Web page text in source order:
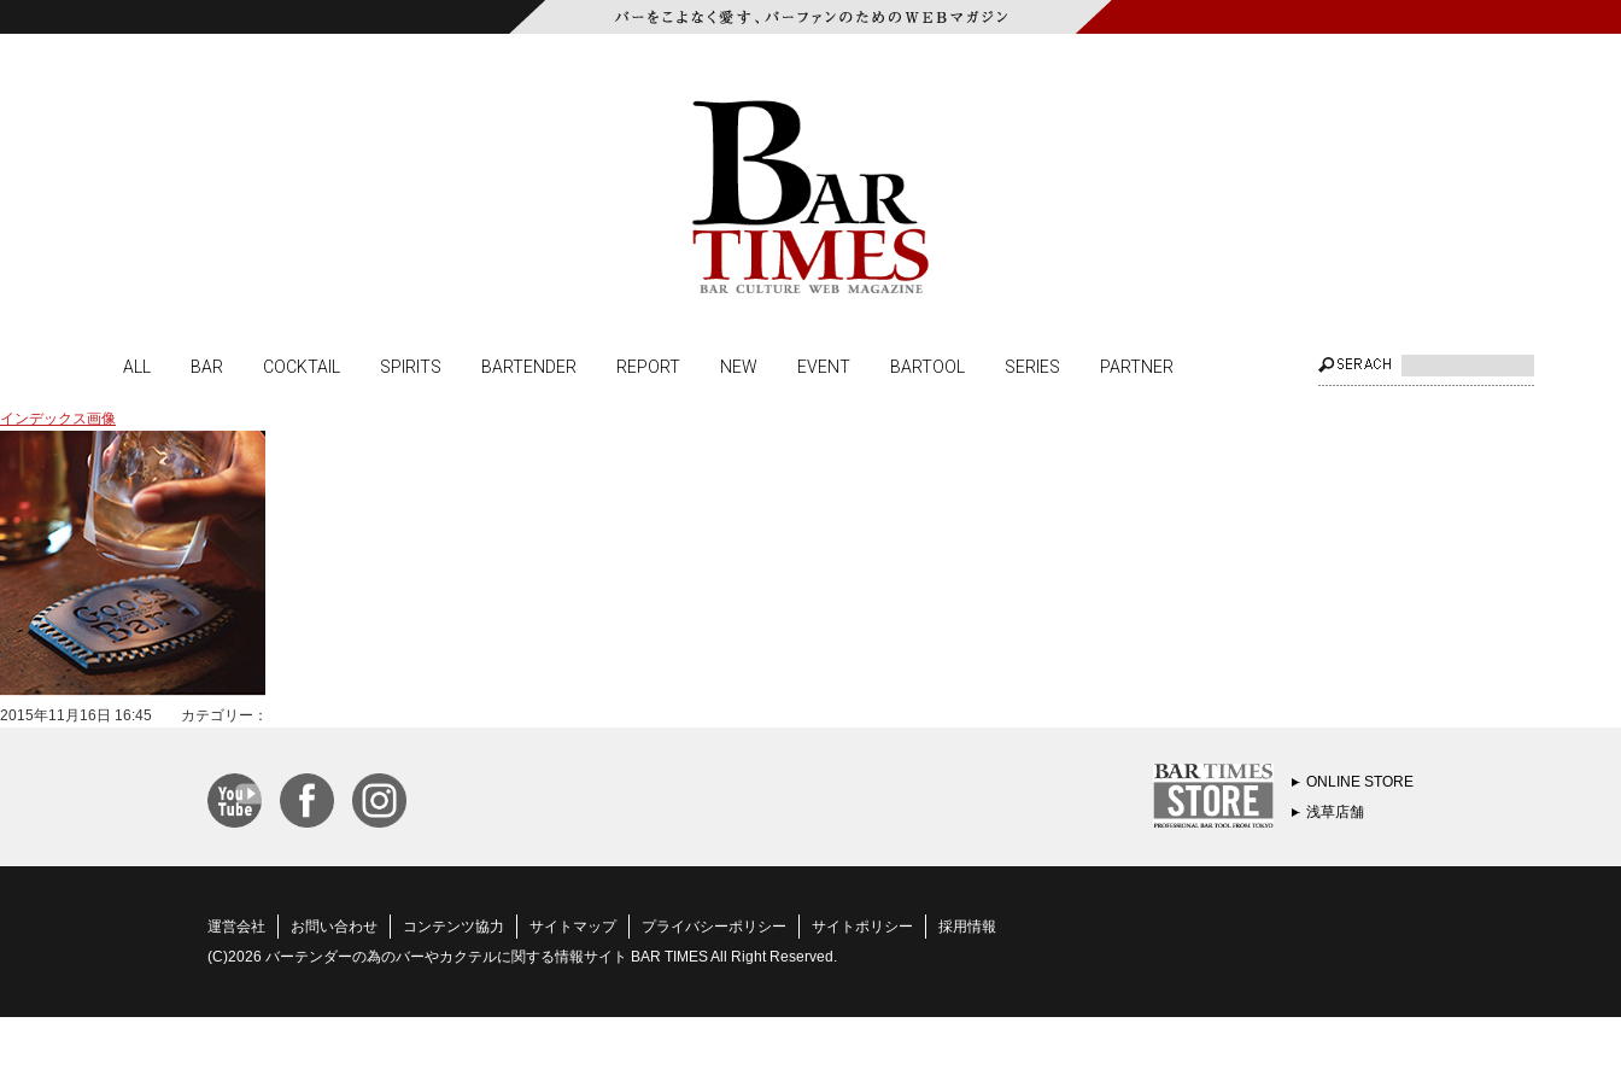
ALL BAR COCKTAIL SPIRITS BARTENDER REPORT NEW EVENT BARTOOL SERIES PARTNER
インデックス画像
2015年11月16日 16:45 カテゴリー：
ONLINE STORE
浅草店舗
運営会社 お問い合わせ コンテンツ協力 サイトマップ プライバシーポリシー サイトポリシー
採用情報
(C)2026 バーテンダーの為のバーやカクテルに関する情報サイト BAR TIMES All Right Reserved.